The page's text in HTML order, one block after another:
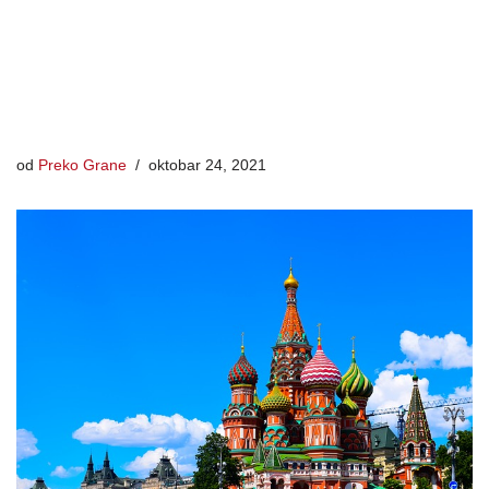
od Preko Grane oktobar 24, 2021